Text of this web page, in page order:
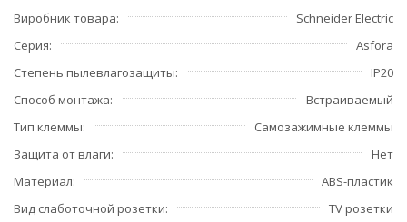
Виробник товара
Schneider Electric
Серия
Asfora
Степень пылевлагозащиты
IP20
Способ монтажа
Встраиваемый
Тип клеммы
Самозажимные клеммы
Защита от влаги
Нет
Материал
ABS-пластик
Вид слаботочной розетки
TV розетки